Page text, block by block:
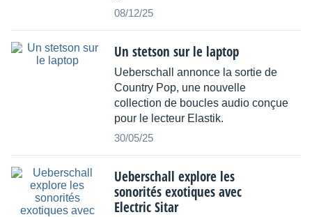
08/12/25
Un stetson sur le laptop
Ueberschall annonce la sortie de
Country Pop, une nouvelle
collection de boucles audio conçue
pour le lecteur Elastik.
30/05/25
Ueberschall explore les
sonorités exotiques avec
Electric Sitar